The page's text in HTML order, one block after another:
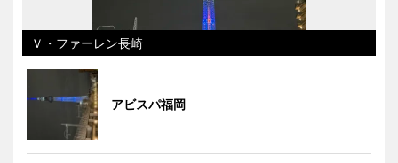
Ｖ・ファーレン長崎
アビスパ福岡